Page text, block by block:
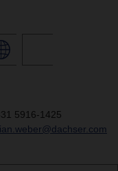
5916-1425